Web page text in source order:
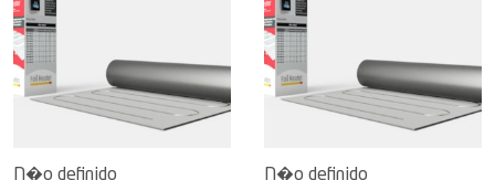
N�o definido N�o definido